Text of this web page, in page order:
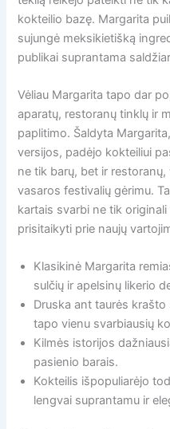
kokteilio bazę. Margarita
sujungė meksikietišką
publikai suprantama
Vėliau Margarita tapo dar
aparatų, restoranų tinklų ir
paplitimo. Šaldyta
versijos, padėjo kokteiliui
ne tik barų, bet ir
vasaros festivalių gėrimu.
kartais svarbi ne tik
prisitaikyti prie naujų
Klasikinė Margarita
sulčių ir apelsinų likerio
Druska ant taurės
tapo vienu svarbiausių
Kilmės istorijos
pasienio barais.
Kokteilis išpopuliarėjo
lengvai suprantamu ir